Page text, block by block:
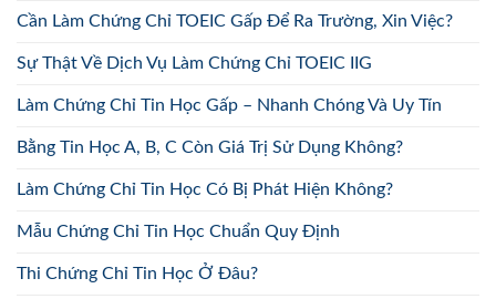
Cần Làm Chứng Chỉ TOEIC Gấp Để Ra Trường, Xin Việc?
Sự Thật Về Dịch Vụ Làm Chứng Chỉ TOEIC IIG
Làm Chứng Chỉ Tin Học Gấp – Nhanh Chóng Và Uy Tín
Bằng Tin Học A, B, C Còn Giá Trị Sử Dụng Không?
Làm Chứng Chỉ Tin Học Có Bị Phát Hiện Không?
Mẫu Chứng Chỉ Tin Học Chuẩn Quy Định
Thi Chứng Chỉ Tin Học Ở Đâu?